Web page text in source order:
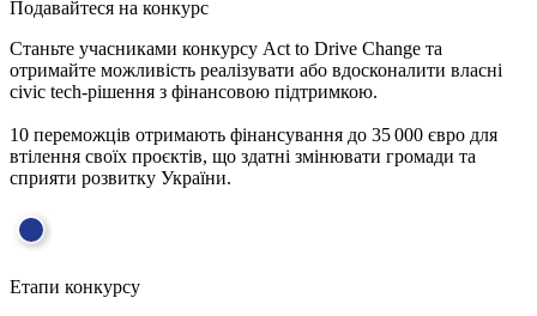
Подавайтеся на конкурс
Станьте учасниками конкурсу Act to Drive Change та
отримайте можливість реалізувати або вдосконалити власні
civic tech-рішення з фінансовою підтримкою.
10 переможців отримають фінансування до 35 000 євро для
втілення своїх проєктів, що здатні змінювати громади та
сприяти розвитку України.
Етапи конкурсу